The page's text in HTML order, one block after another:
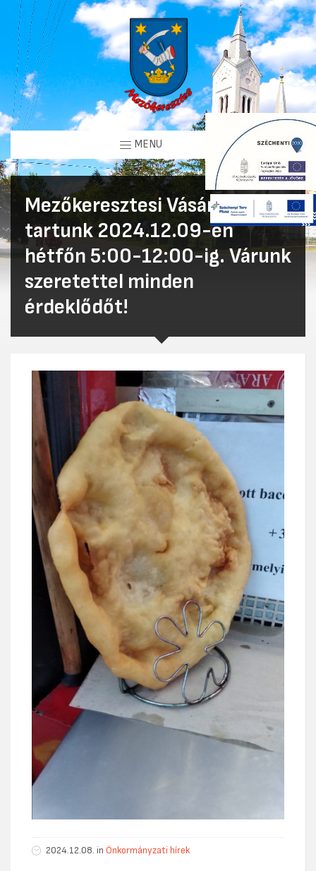
MENU
Mezőkeresztesi Vásárt
tartunk 2024.12.09-én
hétfőn 5:00-12:00-ig. Várunk
szeretettel minden
érdeklődőt!
2024.12.08. in Önkormányzati hírek